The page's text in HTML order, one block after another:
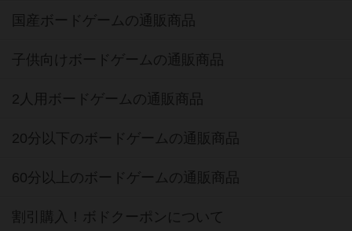
国産ボードゲームの通販商品
子供向けボードゲームの通販商品
2人用ボードゲームの通販商品
20分以下のボードゲームの通販商品
60分以上のボードゲームの通販商品
割引購入！ボドクーポンについて